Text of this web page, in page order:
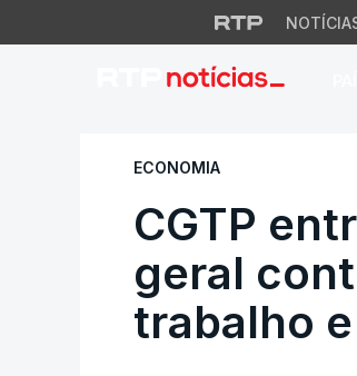
CGTP
ECONOMIA
CGTP
geral
trabalho